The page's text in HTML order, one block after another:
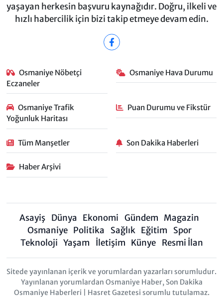
yaşayan herkesin başvuru kaynağıdır. Doğru, ilkeli ve
hızlı habercilik için bizi takip etmeye devam edin.
Osmaniye Nöbetçi
Eczaneler
Osmaniye Hava Durumu
Osmaniye Trafik
Yoğunluk Haritası
Puan Durumu ve Fikstür
Tüm Manşetler Son Dakika Haberleri
Haber Arşivi
Asayiş Dünya Ekonomi Gündem Magazin
Osmaniye Politika Sağlık Eğitim
Spor
Teknoloji Yaşam İletişim Künye Resmi İlan
Sitede yayınlanan içerik ve yorumlardan yazarları sorumludur.
Yayınlanan yorumlardan Osmaniye Haber, Son Dakika
Osmaniye Haberleri | Hasret Gazetesi sorumlu tutulamaz.